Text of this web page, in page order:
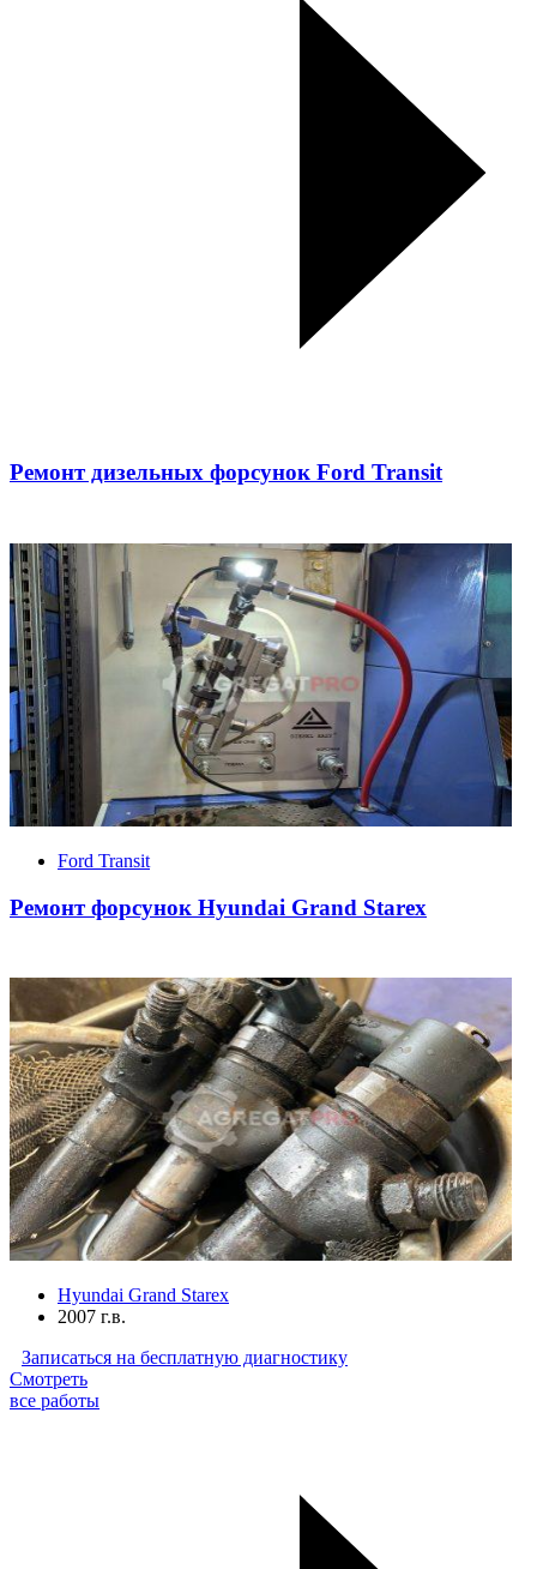
Ремонт дизельных форсунок Ford Transit
Ford Transit
Ремонт форсунок Hyundai Grand Starex
Hyundai Grand Starex
2007 г.в.
Записаться на бесплатную диагностику
Смотреть
все работы